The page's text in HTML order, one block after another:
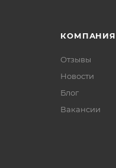
КОМПАНИЯ
Отзывы
Новости
Блог
Вакансии